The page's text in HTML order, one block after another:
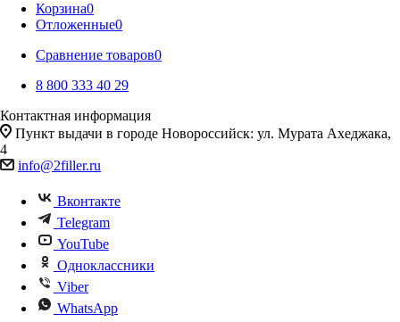
Корзина0
Отложенные0
Сравнение товаров0
8 800 333 40 29
Контактная информация
Пункт выдачи в городе Новороссийск: ул. Мурата Ахеджака,
4
info@2filler.ru
Вконтакте
Telegram
YouTube
Одноклассники
Viber
WhatsApp